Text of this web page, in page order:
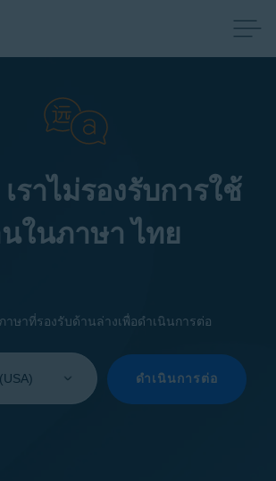
ราไม่รองรับการใช้
ในภาษา ไทย
าษาที่รองรับด้านล่างเพื่อดำเนินการต่อ
your
ดำเนินการต่อ